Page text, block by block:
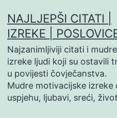
na
sadržaj
NAJLJEPŠI CITATI |
IZREKE |
Najzanimljiviji citati i mudre
izreke ljudi koji su ostavili
u povijesti čovječanstva.
Mudre motivacijske izreke
uspjehu, ljubavi, sreći,